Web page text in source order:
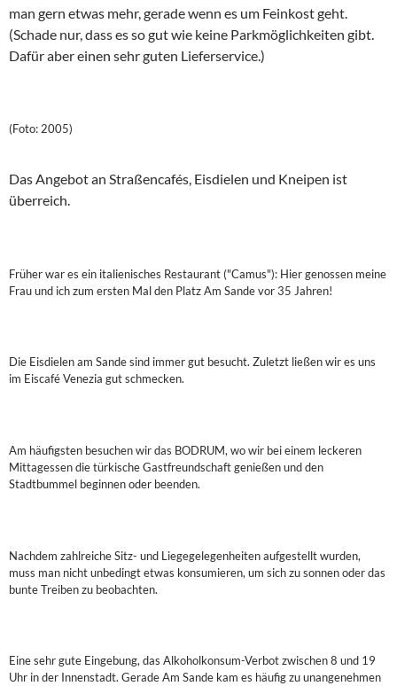
man gern etwas mehr, gerade wenn es um Feinkost geht.
(Schade nur, dass es so gut wie keine Parkmöglichkeiten gibt.
Dafür aber einen sehr guten Lieferservice.)
(Foto: 2005)
Das Angebot an Straßencafés, Eisdielen und Kneipen ist
überreich.
Früher war es ein italienisches Restaurant ("Camus"): Hier genossen meine
Frau und ich zum ersten Mal den Platz Am Sande vor 35 Jahren!
Die Eisdielen am Sande sind immer gut besucht. Zuletzt ließen wir es uns
im Eiscafé Venezia gut schmecken.
Am häufigsten besuchen wir das BODRUM, wo wir bei einem leckeren
Mittagessen die türkische Gastfreundschaft genießen und den
Stadtbummel beginnen oder beenden.
Nachdem zahlreiche Sitz- und Liegegelegenheiten aufgestellt wurden,
muss man nicht unbedingt etwas konsumieren, um sich zu sonnen oder das
bunte Treiben zu beobachten.
Eine sehr gute Eingebung, das Alkoholkonsum-Verbot zwischen 8 und 19
Uhr in der Innenstadt. Gerade Am Sande kam es häufig zu unangenehmen